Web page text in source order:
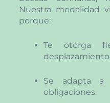
Nuestra modalidad
porque:
Te otorga
Se adapta
obligaciones.